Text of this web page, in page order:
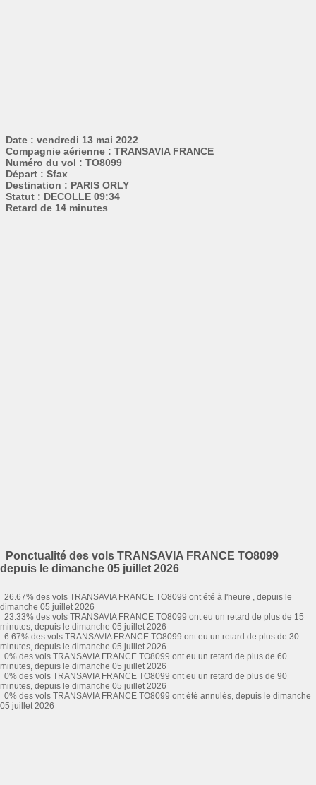
Date : vendredi 13 mai 2022
Compagnie aérienne : TRANSAVIA FRANCE
Numéro du vol : TO8099
Départ : Sfax
Destination : PARIS ORLY
Statut : DECOLLE 09:34
Retard de 14 minutes
Ponctualité des vols TRANSAVIA FRANCE TO8099
depuis le dimanche 05 juillet 2026
26.67% des vols TRANSAVIA FRANCE TO8099 ont été à l'heure , depuis le
dimanche 05 juillet 2026
23.33% des vols TRANSAVIA FRANCE TO8099 ont eu un retard de plus de 15
minutes, depuis le dimanche 05 juillet 2026
6.67% des vols TRANSAVIA FRANCE TO8099 ont eu un retard de plus de 30
minutes, depuis le dimanche 05 juillet 2026
0% des vols TRANSAVIA FRANCE TO8099 ont eu un retard de plus de 60
minutes, depuis le dimanche 05 juillet 2026
0% des vols TRANSAVIA FRANCE TO8099 ont eu un retard de plus de 90
minutes, depuis le dimanche 05 juillet 2026
0% des vols TRANSAVIA FRANCE TO8099 ont été annulés, depuis le dimanche
05 juillet 2026